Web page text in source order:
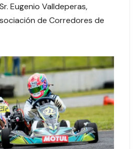
Eugenio Valldeperas,
de Corredores de